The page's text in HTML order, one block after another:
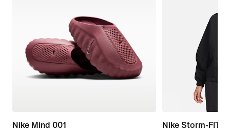
Nike Mind 001
Nike Storm-FIT